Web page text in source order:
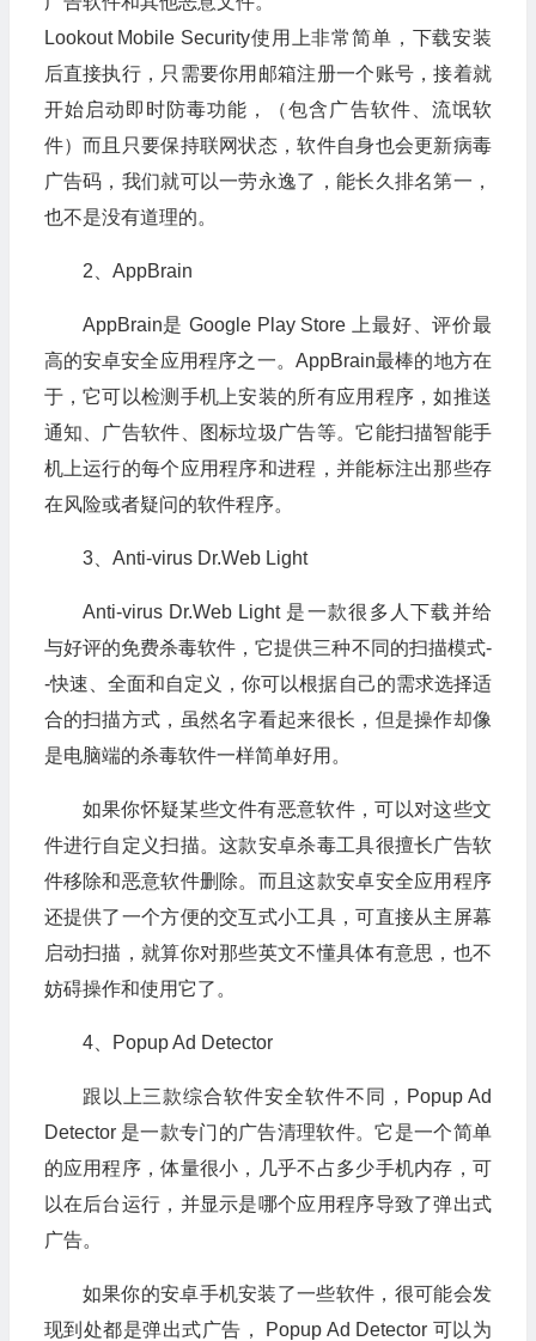
Lookout Mobile Security使用上非常简单，下载安装
后直接执行，只需要你用邮箱注册一个账号，接着就
开始启动即时防毒功能，（包含广告软件、流氓软
件）而且只要保持联网状态，软件自身也会更新病毒
广告码，我们就可以一劳永逸了，能长久排名第一，
也不是没有道理的。
2、AppBrain
AppBrain是 Google Play Store 上最好、评价最
高的安卓安全应用程序之一。AppBrain最棒的地方在
于，它可以检测手机上安装的所有应用程序，如推送
通知、广告软件、图标垃圾广告等。它能扫描智能手
机上运行的每个应用程序和进程，并能标注出那些存
在风险或者疑问的软件程序。
3、Anti-virus Dr.Web Light
Anti-virus Dr.Web Light 是一款很多人下载并给
与好评的免费杀毒软件，它提供三种不同的扫描模式-
-快速、全面和自定义，你可以根据自己的需求选择适
合的扫描方式，虽然名字看起来很长，但是操作却像
是电脑端的杀毒软件一样简单好用。
如果你怀疑某些文件有恶意软件，可以对这些文
件进行自定义扫描。这款安卓杀毒工具很擅长广告软
件移除和恶意软件删除。而且这款安卓安全应用程序
还提供了一个方便的交互式小工具，可直接从主屏幕
启动扫描，就算你对那些英文不懂具体有意思，也不
妨碍操作和使用它了。
4、Popup Ad Detector
跟以上三款综合软件安全软件不同，Popup Ad
Detector 是一款专门的广告清理软件。它是一个简单
的应用程序，体量很小，几乎不占多少手机内存，可
以在后台运行，并显示是哪个应用程序导致了弹出式
广告。
如果你的安卓手机安装了一些软件，很可能会发
现到处都是弹出式广告， Popup Ad Detector 可以为